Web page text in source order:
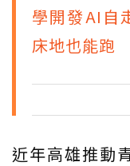
學開發AI自
床地也能跑
近年高雄推動